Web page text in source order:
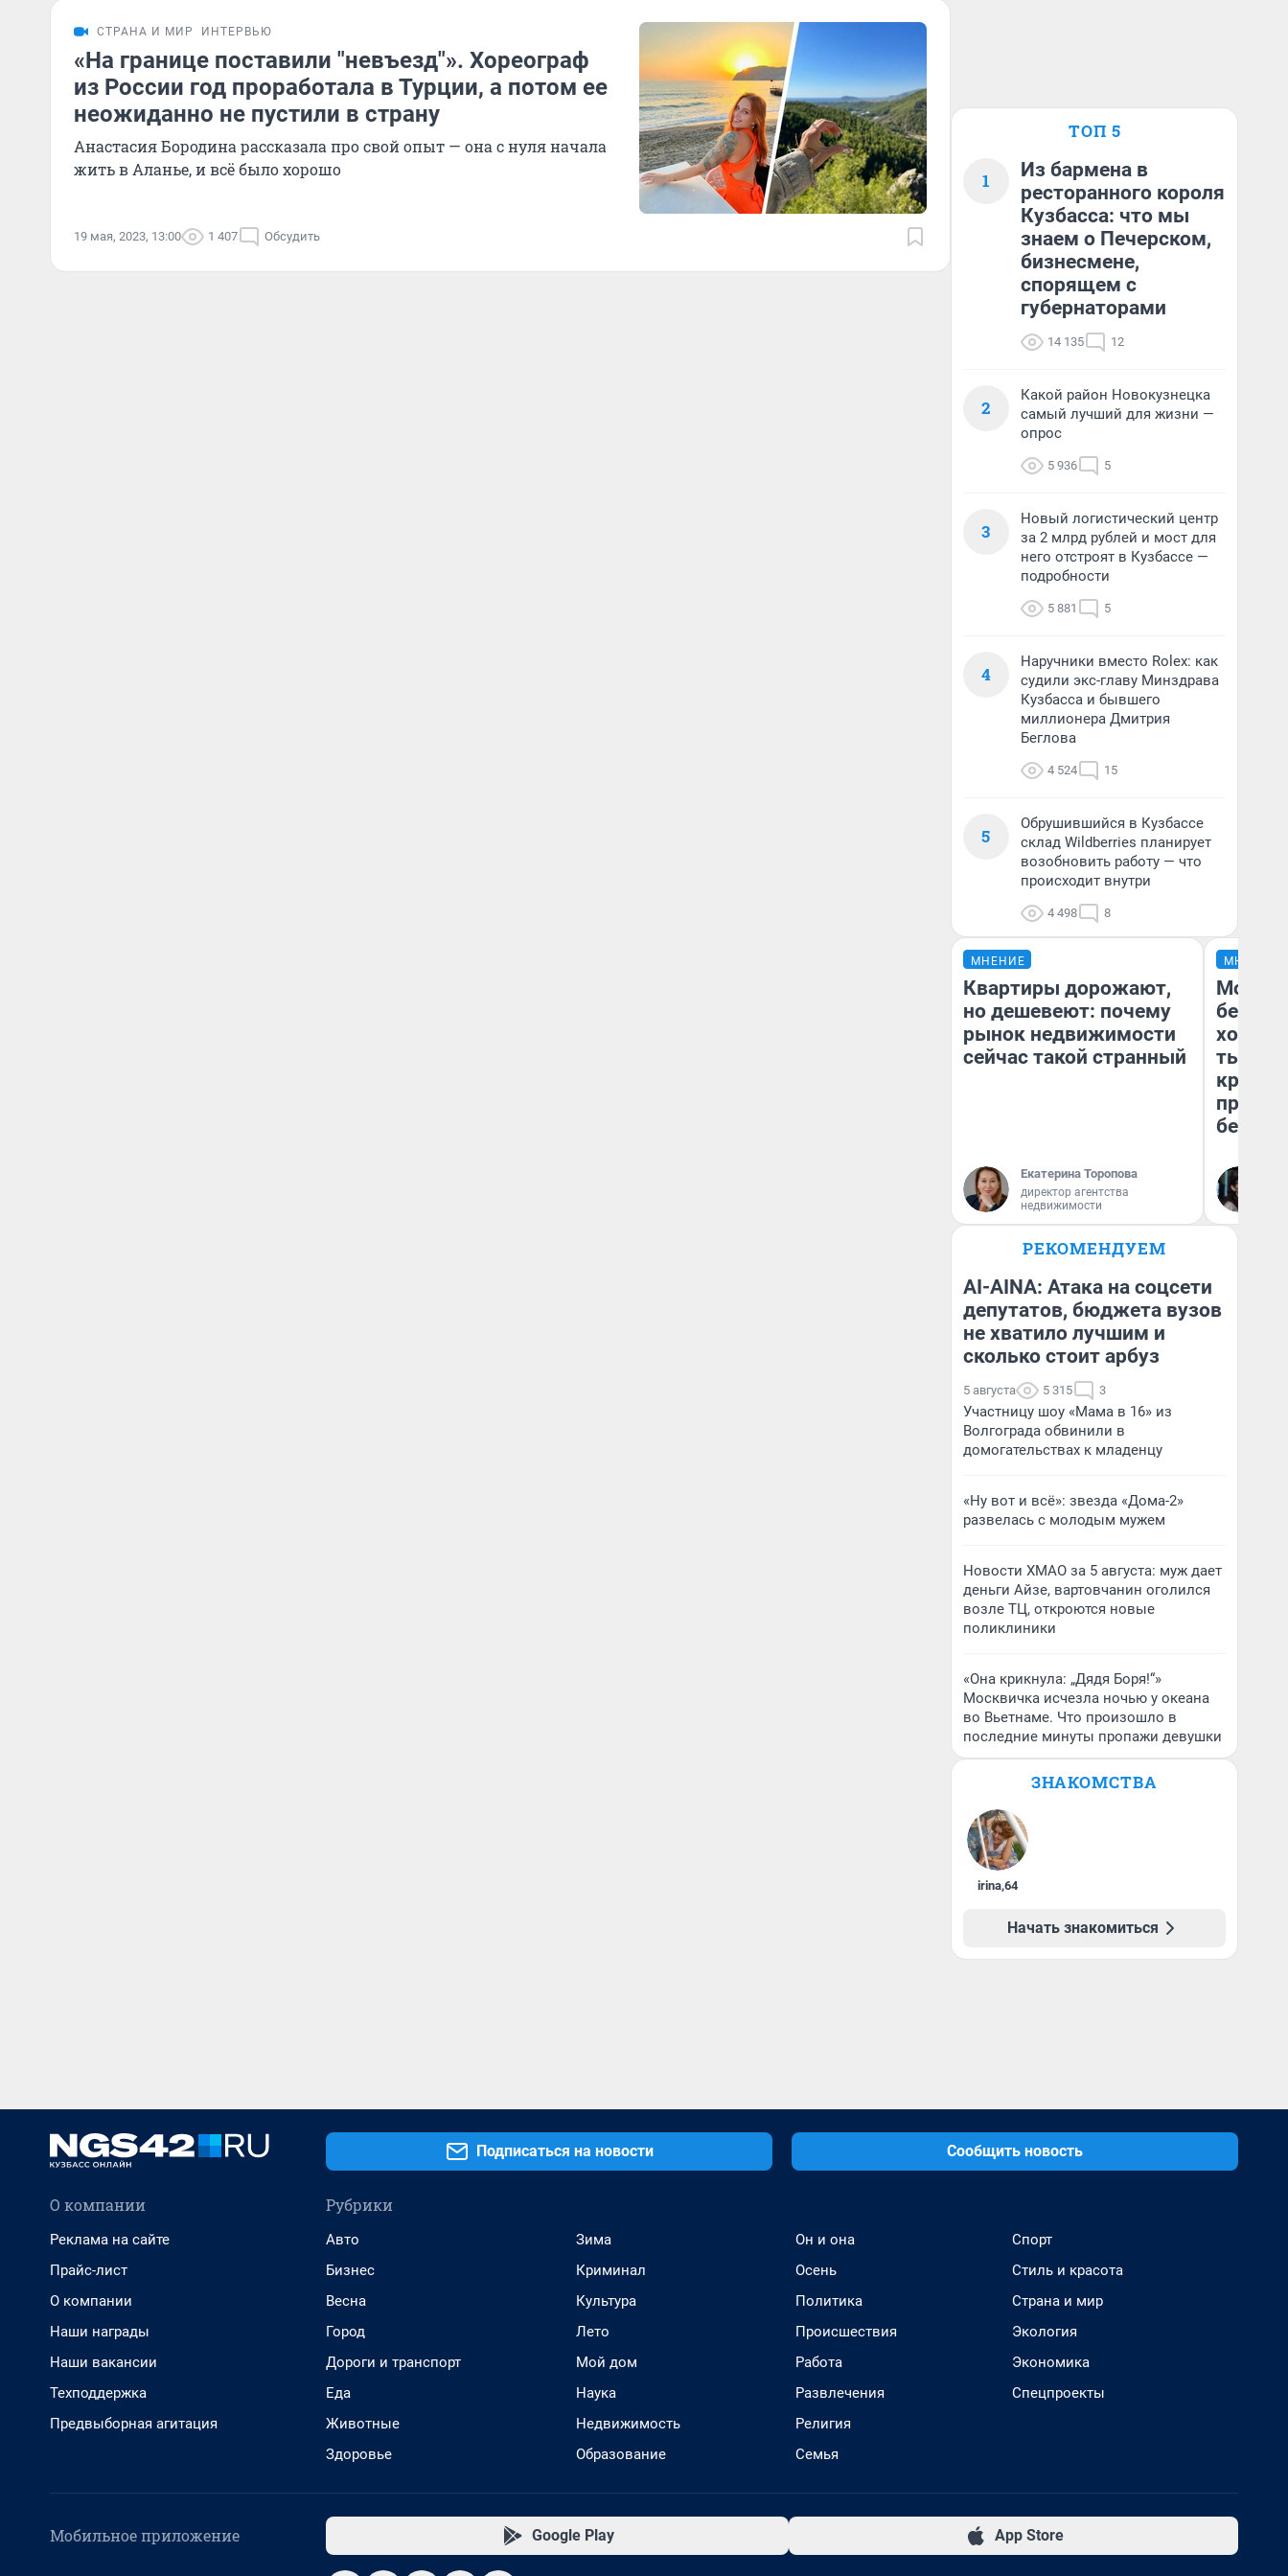
СТРАНА И МИР ИНТЕРВЬЮ
«На границе поставили "невъезд"». Хореограф
из России год проработала в Турции, а потом ее
неожиданно не пустили в страну
Анастасия Бородина рассказала про свой опыт — она с нуля начала
жить в Аланье, и всё было хорошо
19 мая, 2023, 13:00 1 407 Обсудить
ТОП 5
1
Из бармена в
ресторанного короля
Кузбасса: что мы
знаем о Печерском,
бизнесмене,
спорящем с
губернаторами
14 135 12
2
Какой район Новокузнецка
самый лучший для жизни —
опрос
5 936 5
3
Новый логистический центр
за 2 млрд рублей и мост для
него отстроят в Кузбассе —
подробности
5 881 5
4
Наручники вместо Rolex: как
судили экс-главу Минздрава
Кузбасса и бывшего
миллионера Дмитрия
Беглова
4 524 15
5
Обрушившийся в Кузбассе
склад Wildberries планирует
возобновить работу — что
происходит внутри
4 498 8
МНЕНИЕ
Квартиры дорожают,
но дешевеют: почему
рынок недвижимости
сейчас такой странный
Екатерина Торопова
директор агентства
недвижимости
МНЕНИЕ
Мой
хотела
тысяч,
РЕКОМЕНДУЕМ
AI-AINA: Атака на соцсети
депутатов, бюджета вузов
не хватило лучшим и
сколько стоит арбуз
5 августа 5 315 3
Участницу шоу «Мама в 16» из
Волгограда обвинили в
домогательствах к младенцу
«Ну вот и всё»: звезда «Дома-2»
развелась с молодым мужем
Новости ХМАО за 5 августа: муж дает
деньги Айзе, вартовчанин оголился
возле ТЦ, откроются новые
поликлиники
«Она крикнула: „Дядя Боря!“»
Москвичка исчезла ночью у океана
во Вьетнаме. Что произошло в
последние минуты пропажи девушки
ЗНАКОМСТВА
irina,64
Начать знакомиться
Подписаться на новости Сообщить новость
О компании
Реклама на сайте
Прайс-лист
О компании
Наши награды
Наши вакансии
Техподдержка
Предвыборная агитация
Рубрики
Авто
Бизнес
Весна
Город
Дороги и транспорт
Еда
Животные
Здоровье
Зима
Криминал
Культура
Лето
Мой дом
Наука
Недвижимость
Образование
Он и она
Осень
Политика
Происшествия
Работа
Развлечения
Религия
Семья
Спорт
Стиль и красота
Страна и мир
Экология
Экономика
Спецпроекты
Мобильное приложение Google Play App Store